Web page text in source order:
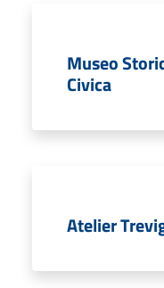
Museo
Civica
Atelier